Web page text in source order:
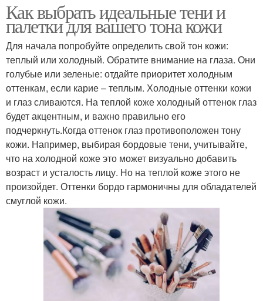
Как выбрать идеальные тени и
палетки для вашего тона кожи
Для начала попробуйте определить свой тон кожи:
теплый или холодный. Обратите внимание на глаза. Они
голубые или зеленые: отдайте приоритет холодным
оттенкам, если карие – теплым. Холодные оттенки кожи
и глаз сливаются. На теплой коже холодный оттенок глаз
будет акцентным, и важно правильно его
подчеркнуть.Когда оттенок глаз противоположен тону
кожи. Например, выбирая бордовые тени, учитывайте,
что на холодной коже это может визуально добавить
возраст и усталость лицу. Но на теплой коже этого не
произойдет. Оттенки бордо гармоничны для обладателей
смуглой кожи.